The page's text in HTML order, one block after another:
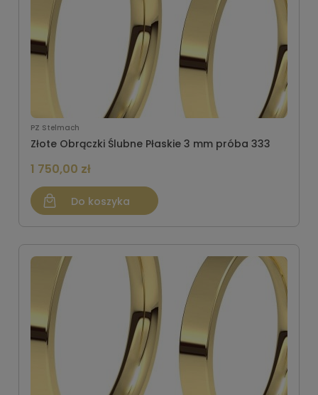
PZ Stelmach
Złote Obrączki Ślubne Płaskie 3 mm próba 333
1 750,00 zł
Do koszyka